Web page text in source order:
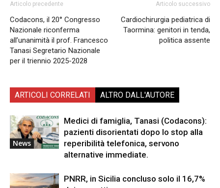
Articolo precedente
Codacons, il 20° Congresso
Nazionale riconferma
all’unanimità il prof. Francesco
Tanasi Segretario Nazionale
per il triennio 2025-2028
Articolo successivo
Cardiochirurgia pediatrica di
Taormina: genitori in tenda,
politica assente
ARTICOLI CORRELATI ALTRO DALL'AUTORE
News
Medici di famiglia, Tanasi (Codacons):
pazienti disorientati dopo lo stop alla
reperibilità telefonica, servono
alternative immediate.
PNRR, in Sicilia concluso solo il 16,7%